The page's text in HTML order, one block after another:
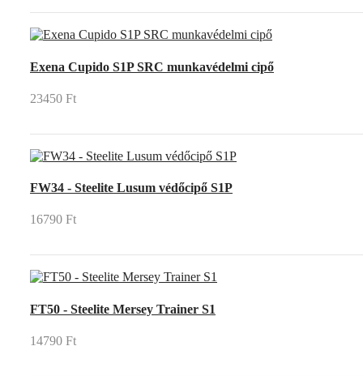
Exena Cupido S1P SRC munkavédelmi cipő
23450 Ft
FW34 - Steelite Lusum védőcipő S1P
16790 Ft
FT50 - Steelite Mersey Trainer S1
14790 Ft